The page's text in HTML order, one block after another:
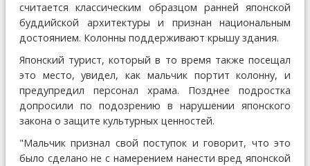
считается классическим образцом ранней японской
буддийской архитектуры и признан национальным
достоянием. Колонны поддерживают крышу здания.
Японский турист, который в то время также посещал
это место, увидел, как мальчик портит колонну, и
предупредил персонал храма. Позднее подростка
допросили по подозрению в нарушении японского
закона о защите культурных ценностей.
"Мальчик признал свой поступок и говорит, что это
было сделано не с намерением нанести вред японской